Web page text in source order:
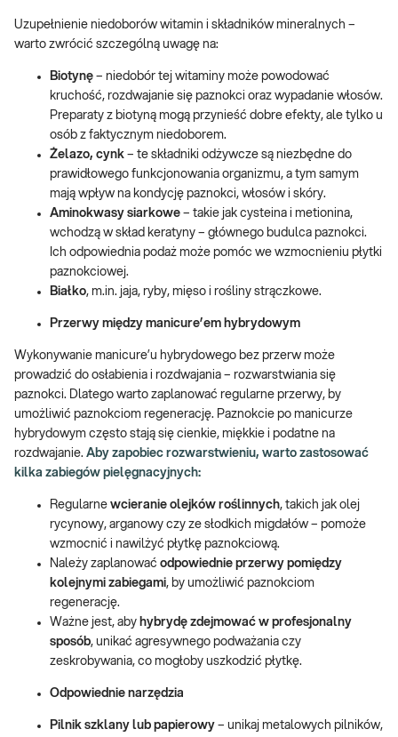
Uzupełnienie niedoborów witamin i składników mineralnych –
warto zwrócić szczególną uwagę na:
Biotynę – niedobór tej witaminy może powodować
kruchość, rozdwajanie się paznokci oraz wypadanie włosów.
Preparaty z biotyną mogą przynieść dobre efekty, ale tylko u
osób z faktycznym niedoborem.
Żelazo, cynk – te składniki odżywcze są niezbędne do
prawidłowego funkcjonowania organizmu, a tym samym
mają wpływ na kondycję paznokci, włosów i skóry.
Aminokwasy siarkowe – takie jak cysteina i metionina,
wchodzą w skład keratyny – głównego budulca paznokci.
Ich odpowiednia podaż może pomóc we wzmocnieniu płytki
paznokciowej.
Białko, m.in. jaja, ryby, mięso i rośliny strączkowe.
Przerwy między manicure’em hybrydowym
Wykonywanie manicure’u hybrydowego bez przerw może
prowadzić do osłabienia i rozdwajania – rozwarstwiania się
paznokci. Dlatego warto zaplanować regularne przerwy, by
umożliwić paznokciom regenerację. Paznokcie po manicurze
hybrydowym często stają się cienkie, miękkie i podatne na
rozdwajanie. Aby zapobiec rozwarstwieniu, warto zastosować
kilka zabiegów pielęgnacyjnych:
Regularne wcieranie olejków roślinnych, takich jak olej
rycynowy, arganowy czy ze słodkich migdałów – pomoże
wzmocnić i nawilżyć płytkę paznokciową.
Należy zaplanować odpowiednie przerwy pomiędzy
kolejnymi zabiegami, by umożliwić paznokciom
regenerację.
Ważne jest, aby hybrydę zdejmować w profesjonalny
sposób, unikać agresywnego podważania czy
zeskrobywania, co mogłoby uszkodzić płytkę.
Odpowiednie narzędzia
Pilnik szklany lub papierowy – unikaj metalowych pilników,